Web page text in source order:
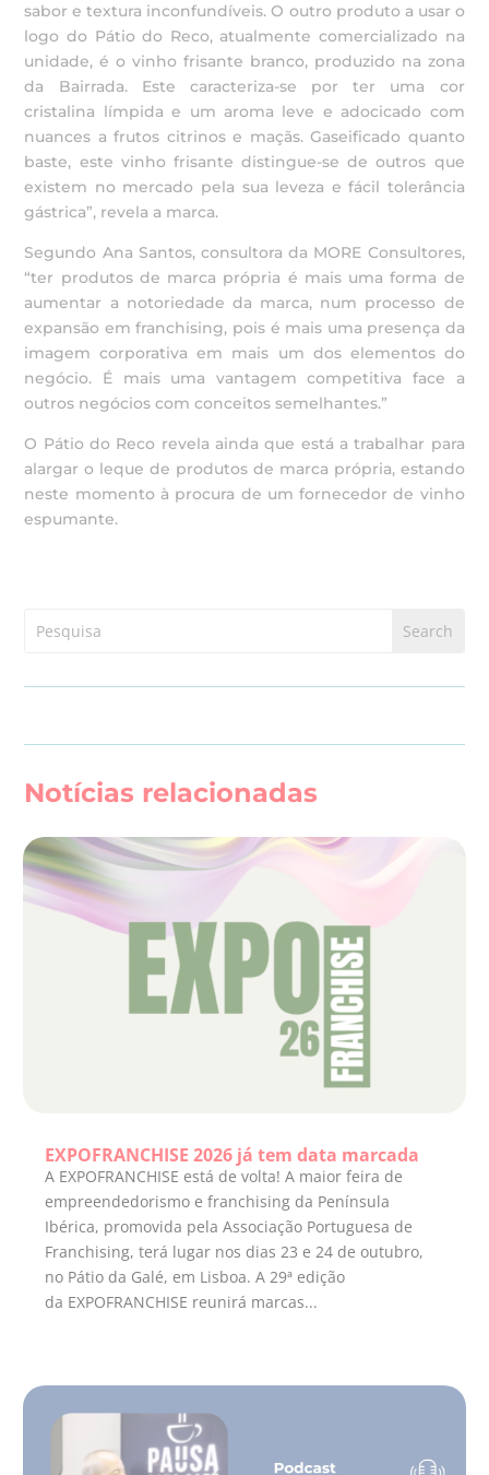
sabor e textura inconfundíveis. O outro produto a usar o
logo do Pátio do Reco, atualmente comercializado na
unidade, é o vinho frisante branco, produzido na zona
da Bairrada. Este caracteriza-se por ter uma cor
cristalina límpida e um aroma leve e adocicado com
nuances a frutos citrinos e maçãs. Gaseificado quanto
baste, este vinho frisante distingue-se de outros que
existem no mercado pela sua leveza e fácil tolerância
gástrica”, revela a marca.
Segundo Ana Santos, consultora da MORE Consultores,
“ter produtos de marca própria é mais uma forma de
aumentar a notoriedade da marca, num processo de
expansão em franchising, pois é mais uma presença da
imagem corporativa em mais um dos elementos do
negócio. É mais uma vantagem competitiva face a
outros negócios com conceitos semelhantes.”
O Pátio do Reco revela ainda que está a trabalhar para
alargar o leque de produtos de marca própria, estando
neste momento à procura de um fornecedor de vinho
espumante.
Notícias relacionadas
EXPOFRANCHISE 2026 já tem data marcada
A EXPOFRANCHISE está de volta! A maior feira de
empreendedorismo e franchising da Península
Ibérica, promovida pela Associação Portuguesa de
Franchising, terá lugar nos dias 23 e 24 de outubro,
no Pátio da Galé, em Lisboa. A 29ª edição
da EXPOFRANCHISE reunirá marcas...